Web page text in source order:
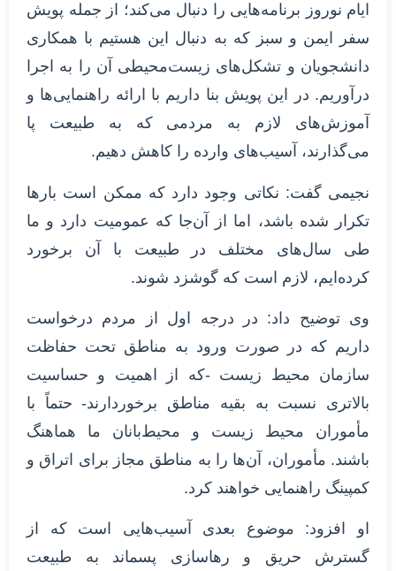
ایام نوروز برنامه‌هایی را دنبال می‌کند؛ از جمله پویش
سفر ایمن و سبز که به دنبال این هستیم با همکاری
دانشجویان و تشکل‌های زیست‌محیطی آن را به اجرا
درآوریم. در این پویش بنا داریم با ارائه راهنمایی‌ها و
آموزش‌های لازم به مردمی که به طبیعت پا
می‌گذارند، آسیب‌های وارده را کاهش دهیم.
نجیمی گفت: نکاتی وجود دارد که ممکن است بارها
تکرار شده باشد، اما از آن‌جا که عمومیت دارد و ما
طی سال‌های مختلف در طبیعت با آن برخورد
کرده‌ایم، لازم است که گوشزد شوند.
وی توضیح داد: در درجه اول از مردم درخواست
داریم که در صورت ورود به مناطق تحت حفاظت
سازمان محیط زیست -که از اهمیت و حساسیت
بالاتری نسبت به بقیه مناطق برخوردارند- حتماً با
مأموران محیط زیست و محیط‌بانان ما هماهنگ
باشند. مأموران، آن‌ها را به مناطق مجاز برای اتراق و
کمپینگ راهنمایی خواهند کرد.
او افزود: موضوع بعدی آسیب‌هایی است که از
گسترش حریق و رهاسازی پسماند به طبیعت